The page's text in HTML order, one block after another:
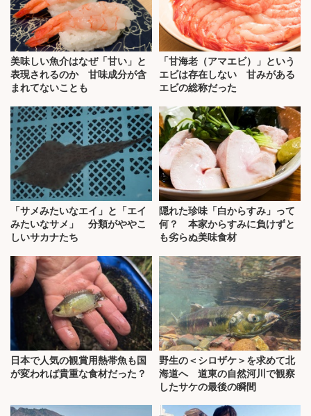
美味しい魚介はなぜ「甘い」と
表現されるのか 甘味成分が含
まれてないことも
「甘海老（アマエビ）」という
エビは存在しない 甘みがある
エビの総称だった
「サメみたいなエイ」と「エイ
みたいなサメ」 分類がややこ
しいサカナたち
隠れた珍味「白からすみ」って
何？ 本家からすみに負けずと
も劣らぬ美味食材
日本で人気の観賞用熱帯魚も国
が変われば貴重な食材だった？
野生の＜シロザケ＞を求めて北
海道へ 道東の自然河川で観察
したサケの最後の瞬間